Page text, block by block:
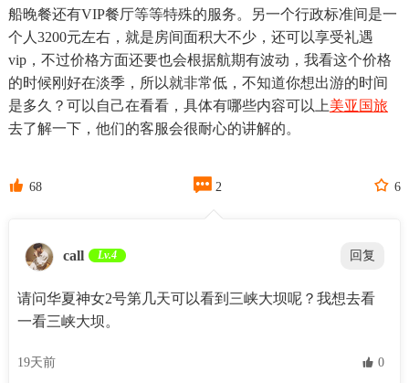
船晚餐还有VIP餐厅等等特殊的服务。另一个行政标准间是一
个人3200元左右，就是房间面积大不少，还可以享受礼遇
vip，不过价格方面还要也会根据航期有波动，我看这个价格
的时候刚好在淡季，所以就非常低，不知道你想出游的时间
是多久？可以自己在看看，具体有哪些内容可以上美亚国旅
去了解一下，他们的客服会很耐心的讲解的。
 68  2  6
call Lv.4 回复
请问华夏神女2号第几天可以看到三峡大坝呢？我想去看
一看三峡大坝。
19天前  0